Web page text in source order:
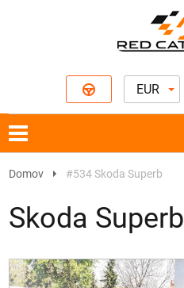
EUR
Domov #534 Skoda Superb
Skoda Superb